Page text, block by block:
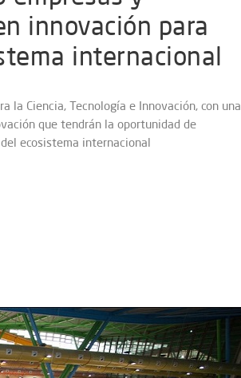
innovación para
internacional
la Ciencia, Tecnología e Innovación, con una
que tendrán la oportunidad de
ecosistema internacional